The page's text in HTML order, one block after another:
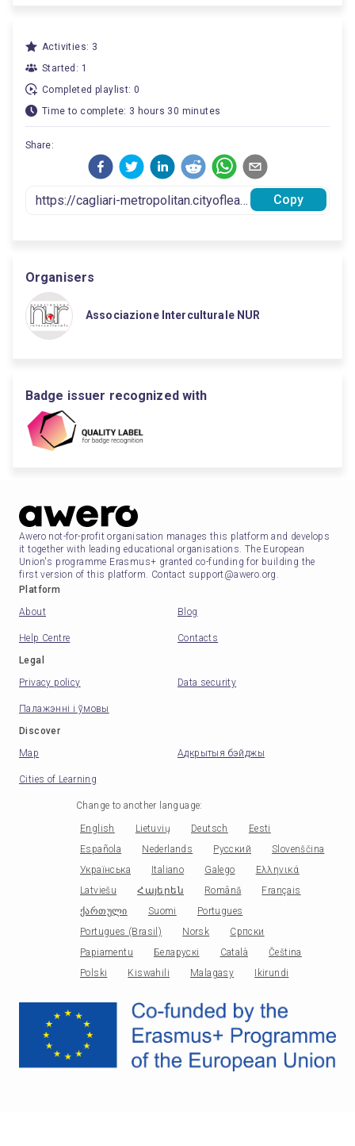
Activities: 3
Started: 1
Completed playlist: 0
Time to complete: 3 hours 30 minutes
Share:
Copy
Organisers
Associazione Interculturale NUR
Badge issuer recognized with
Awero not-for-profit organisation manages this platform and develops
it together with leading educational organisations. The European
Union's programme Erasmus+ granted co-funding for building the
first version of this platform. Contact support@awero.org.
Platform
About
Blog
Help Centre
Contacts
Legal
Privacy policy
Data security
Палажэнні і ўмовы
Discover
Map
Адкрытыя бэйджы
Cities of Learning
Change to another language:
English Lietuvių Deutsch
Eesti
Española
Nederlands Русский
Slovenščina
Українська
Italiano Galego
Ελληνικά
Latviešu
Հայերեն Română
Français
ქართული
Suomi
Portugues
Portugues (Brasil)
Norsk
Српски
Papiamentu
Беларускі Català
Čeština
Polski
Kiswahili Malagasy Ikirundi